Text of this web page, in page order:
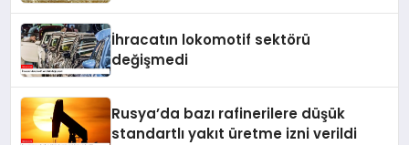
İhracatın lokomotif sektörü
değişmedi
Rusya’da bazı rafinerilere düşük
standartlı yakıt üretme izni verildi